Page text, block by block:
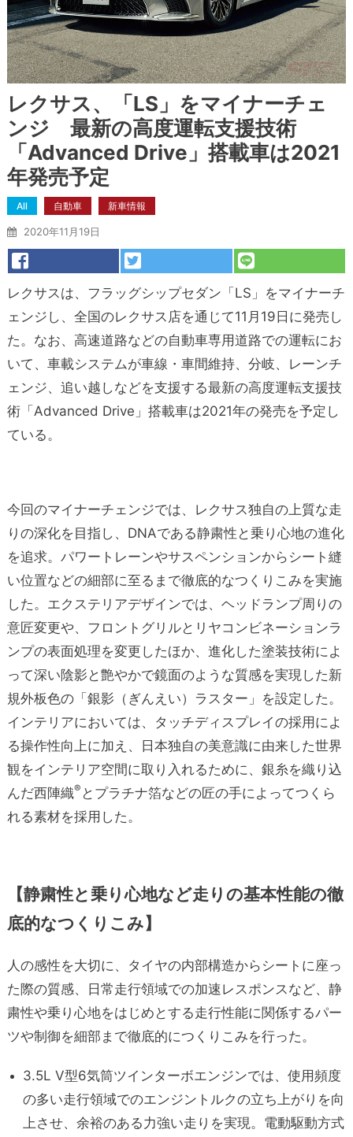
レクサス、「LS」をマイナーチェ
ンジ 最新の高度運転支援技術
「Advanced Drive」搭載車は2021
年発売予定
All 自動車 新車情報
2020年11月19日
レクサスは、フラッグシップセダン「LS」をマイナーチ
ェンジし、全国のレクサス店を通じて11月19日に発売し
た。なお、高速道路などの自動車専用道路での運転にお
いて、車載システムが車線・車間維持、分岐、レーンチ
ェンジ、追い越しなどを支援する最新の高度運転支援技
術「Advanced Drive」搭載車は2021年の発売を予定し
ている。
今回のマイナーチェンジでは、レクサス独自の上質な走
りの深化を目指し、DNAである静粛性と乗り心地の進化
を追求。パワートレーンやサスペンションからシート縫
い位置などの細部に至るまで徹底的なつくりこみを実施
した。エクステリアデザインでは、ヘッドランプ周りの
意匠変更や、フロントグリルとリヤコンビネーションラ
ンプの表面処理を変更したほか、進化した塗装技術によ
って深い陰影と艶やかで鏡面のような質感を実現した新
規外板色の「銀影（ぎんえい）ラスター」を設定した。
インテリアにおいては、タッチディスプレイの採用によ
る操作性向上に加え、日本独自の美意識に由来した世界
観をインテリア空間に取り入れるために、銀糸を織り込
んだ西陣織® とプラチナ箔などの匠の手によってつくら
れる素材を採用した。
【静粛性と乗り心地など走りの基本性能の徹
底的なつくりこみ】
人の感性を大切に、タイヤの内部構造からシートに座っ
た際の質感、日常走行領域での加速レスポンスなど、静
粛性や乗り心地をはじめとする走行性能に関係するパー
ツや制御を細部まで徹底的につくりこみを行った。
3.5L V型6気筒ツインターボエンジンでは、使用頻度
の多い走行領域でのエンジントルクの立ち上がりを向
上させ、余裕のある力強い走りを実現。電動駆動方式